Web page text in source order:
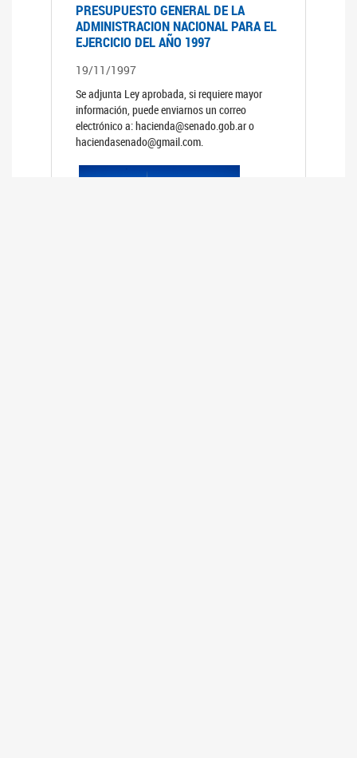
PRESUPUESTO GENERAL DE LA
ADMINISTRACION NACIONAL PARA EL
EJERCICIO DEL AÑO 1997
19/11/1997
Se adjunta Ley aprobada, si requiere mayor
información, puede enviarnos un correo
electrónico a: hacienda@senado.gob.ar o
haciendasenado@gmail.com.